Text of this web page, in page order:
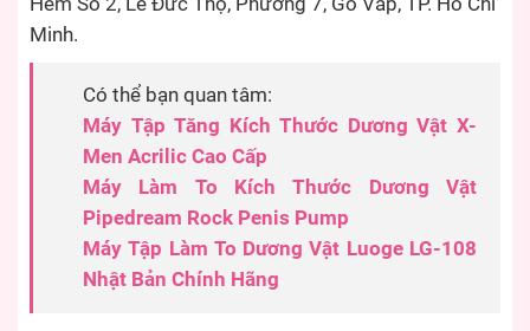
Minh.
Có thể bạn quan tâm:
Máy Tập Tăng Kích Thước Dương Vật X-
Men Acrilic Cao Cấp
Máy Làm To Kích Thước Dương Vật
Pipedream Rock Penis Pump
Máy Tập Làm To Dương Vật Luoge LG-108
Nhật Bản Chính Hãng